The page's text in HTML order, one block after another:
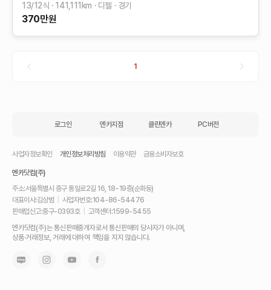
13/12식 141,111 km 디젤 경기
370만원
1
로그인 엔카지점 클린엔카 PC버전
사업자정보확인 개인정보처리방침 이용약관 금융소비자보호
엔카닷컴(주)
주소:서울특별시 중구 통일로2길 16, 18~19층(순화동)
대표이사:김상범 사업자번호:104-86-54476
판매업신고:중구-0393호 고객센터:1599-5455
차
를
고
엔카닷컴(주)는 통신판매중개자로서 통신판매의 당사자가 아니며,
상품·거래정보, 거래에 대하여 책임을 지지 않습니다.